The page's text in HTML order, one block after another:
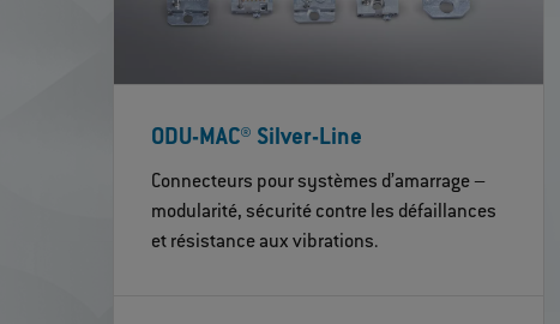
ODU-MAC® Silver-Line
Connecteurs pour systèmes d’amarrage –
modularité, sécurité contre les défaillances
et résistance aux vibrations.